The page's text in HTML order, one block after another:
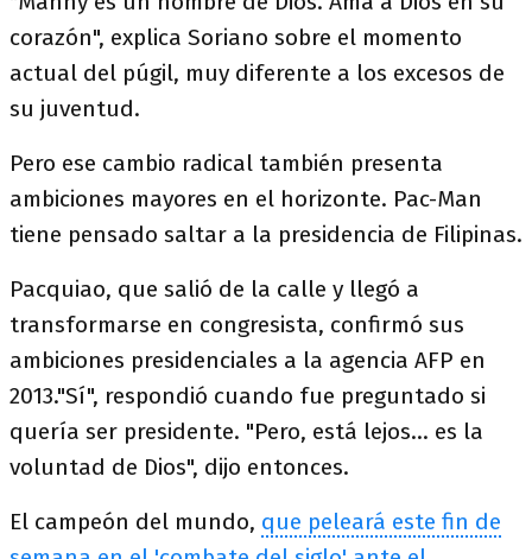
corazón", explica Soriano sobre el momento
actual del púgil, muy diferente a los excesos de
su juventud.
Pero ese cambio radical también presenta
ambiciones mayores en el horizonte. Pac-Man
tiene pensado saltar a la presidencia de Filipinas.
Pacquiao, que salió de la calle y llegó a
transformarse en congresista, confirmó sus
ambiciones presidenciales a la agencia AFP en
2013."Sí", respondió cuando fue preguntado si
quería ser presidente. "Pero, está lejos... es la
voluntad de Dios", dijo entonces.
El campeón del mundo, que peleará este fin de